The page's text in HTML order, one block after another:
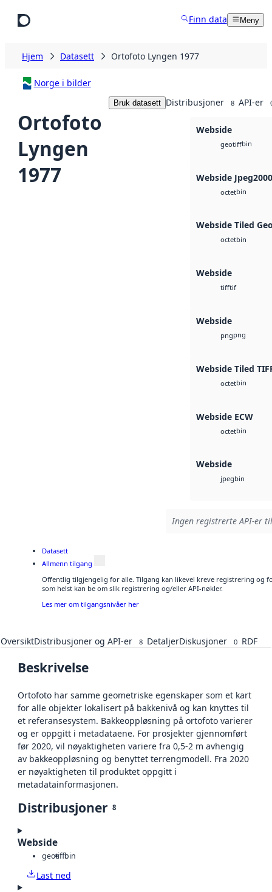
Finn data Meny
Hjem Datasett Ortofoto Lyngen 1977
Norge i bilder
Ortofoto
Lyngen
1977
Bruk datasett Distribusjoner 8 API-er
Webside
geotiffbin
Webside Jpeg2000
octetbin
Webside Tiled
octetbin
Webside
tifftif
Webside
pngpng
Webside Tiled
octetbin
Webside ECW
octetbin
Webside
jpegbin
Ingen registrerte API-er
Datasett
Allmenn tilgang
Offentlig tilgjengelig for alle. Tilgang kan likevel kreve registrering og
som helst kan be om slik registrering og/eller API-nøkler.
Les mer om tilgangsnivåer her
OversiktDistribusjoner og API-er 8 DetaljerDiskusjoner 0 RDF
Beskrivelse
Ortofoto har samme geometriske egenskaper som et kart
for alle objekter lokalisert på bakkenivå og kan knyttes til
et referansesystem. Bakkeoppløsning på ortofoto varierer
og er oppgitt i metadataene. For prosjekter gjennomført
før 2020, vil nøyaktigheten variere fra 0,5-2 m avhengig
av bakkeoppløsning og benyttet terrengmodell. Fra 2020
er nøyaktigheten til produktet oppgitt i
metadatainformasjonen.
Distribusjoner 8
Webside
geotiffbin
Last ned